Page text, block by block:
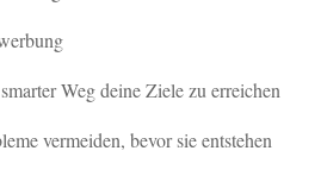
Weg deine Ziele zu erreichen
vermeiden, bevor sie entstehen